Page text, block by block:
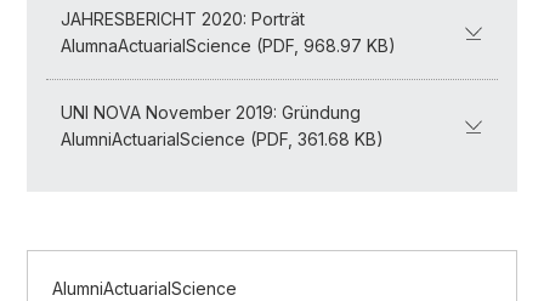
JAHRESBERICHT 2020: Porträt
AlumnaActuarialScience (PDF, 968.97 KB)
UNI NOVA November 2019: Gründung
AlumniActuarialScience (PDF, 361.68 KB)
AlumniActuarialScience